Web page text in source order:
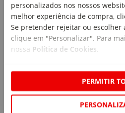
personalizados nos nossos
melhor experiência de compra,
Se pretender rejeitar ou escolher
clique em "Personalizar". Para
nossa Política de Cookies.
PERMITIR